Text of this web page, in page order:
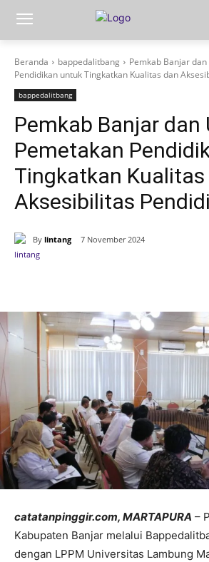
Beranda bappedalitbang
Pemkab Banjar
Pendidikan untuk Tingkatkan Kualitas dan
bappedalitbang
Pemkab Banjar dan
Pemetakan
Tingkatkan Kualitas
Aksesibilitas
By lintang 7 November 2024
catatanpinggir.com, MARTAPURA –
Kabupaten Banjar melalui
dengan LPPM Universitas Lambung